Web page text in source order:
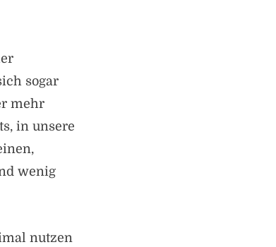
sogar
mehr
in unsere
wenig
nutzen